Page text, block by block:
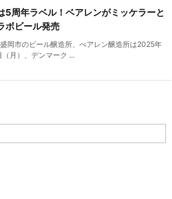
5周年ラベル！ベアレンがミッケラーと
ボビール発売
岡市のビール醸造所、べアレン醸造所は2025年
月）、デンマーク ...